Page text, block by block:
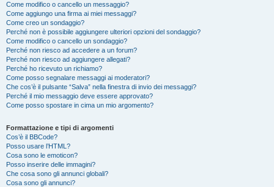
Come modifico o cancello un messaggio?
Come aggiungo una firma ai miei messaggi?
Come creo un sondaggio?
Perché non è possibile aggiungere ulteriori opzioni del sondaggio?
Come modifico o cancello un sondaggio?
Perché non riesco ad accedere a un forum?
Perché non riesco ad aggiungere allegati?
Perché ho ricevuto un richiamo?
Come posso segnalare messaggi ai moderatori?
Che cos’è il pulsante “Salva” nella finestra di invio dei messaggi?
Perché il mio messaggio deve essere approvato?
Come posso spostare in cima un mio argomento?
Formattazione e tipi di argomenti
Cos’è il BBCode?
Posso usare l’HTML?
Cosa sono le emoticon?
Posso inserire delle immagini?
Che cosa sono gli annunci globali?
Cosa sono gli annunci?